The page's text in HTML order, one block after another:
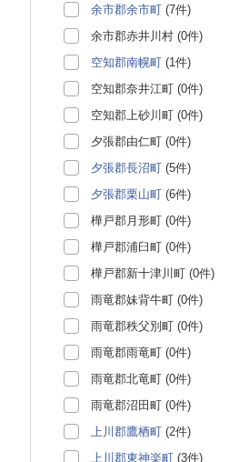
余市郡余市町 (7件)
余市郡赤井川村 (0件)
空知郡南幌町 (1件)
空知郡奈井江町 (0件)
空知郡上砂川町 (0件)
夕張郡由仁町 (0件)
夕張郡長沼町 (5件)
夕張郡栗山町 (6件)
樺戸郡月形町 (0件)
樺戸郡浦臼町 (0件)
樺戸郡新十津川町 (0件)
雨竜郡妹背牛町 (0件)
雨竜郡秩父別町 (0件)
雨竜郡雨竜町 (0件)
雨竜郡北竜町 (0件)
雨竜郡沼田町 (0件)
上川郡鷹栖町 (2件)
上川郡東神楽町 (3件)